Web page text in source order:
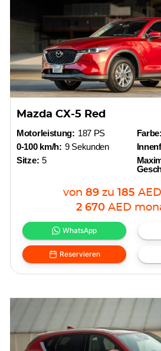
Mazda CX-5 Red
Motorleistung: 187 PS
0-100 km/h: 9 Sekunden
Sitze: 5
Farbe:
von 89 zu 185 AED
2 670 AED
WhatsApp
Reservieren